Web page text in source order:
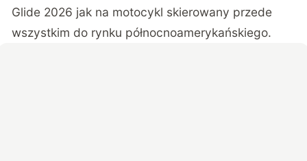
Glide 2026 jak na motocykl skierowany przede
wszystkim do rynku północnoamerykańskiego.